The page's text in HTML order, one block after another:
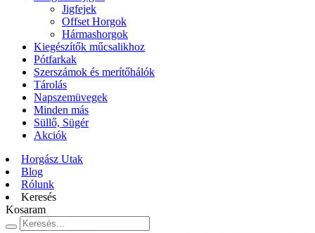
Jigfejek
Offset Horgok
Hármashorgok
Kiegészítők műcsalikhoz
Pótfarkak
Szerszámok és merítőhálók
Tárolás
Napszemüvegek
Minden más
Süllő, Sügér
Akciók
Horgász Utak
Blog
Rólunk
Keresés
Kosaram